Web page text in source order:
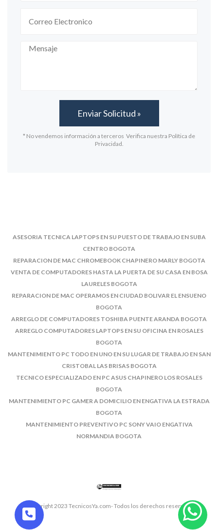
* No vendemos información a terceros Verifica nuestra Política de
Privacidad.
ASESORIA TECNICA LAPTOPS EN SU PUESTO DE TRABAJO EN SUBA
CENTRO BOGOTA
REPARACION DE MAC CHROMEBOOK CHAPINERO MARLY BOGOTA
VENTA DE COMPUTADORES HASTA LA PUERTA DE SU CASA EN BOSA
LAURELES BOGOTA
REPARACION DE MAC OPERAMOS EN CIUDAD BOLIVAR EL ENSUENO
BOGOTA
ARREGLO DE COMPUTADORES TOSHIBA PUENTE ARANDA BOGOTA
ARREGLO COMPUTADORES LAPTOPS EN SU OFICINA EN ROSALES
BOGOTA
MANTENIMIENTO PC TODO EN UNO EN SU LUGAR DE TRABAJO EN SAN
CRISTOBAL LAS BRISAS BOGOTA
TECNICO ESPECIALIZADO EN PC ASUS CHAPINERO LOS ROSALES
BOGOTA
MANTENIMIENTO PC GAMER A DOMICILIO EN ENGATIVA LA ESTRADA
BOGOTA
MANTENIMIENTO PREVENTIVO PC SONY VAIO ENGATIVA
NORMANDIA BOGOTA
© Copyright 2023 TecnicosYa.com- Todos los derechos reservados